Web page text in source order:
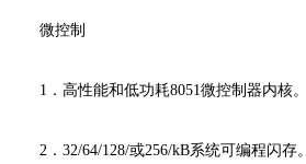
微控制
1．高性能和低功耗8051微控制器内核。
2．32/64/128/或256/kB系统可编程闪存。